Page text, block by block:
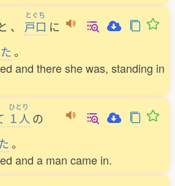
、
とぐち
戸口 に
。
and there she was, standing in
ひとり
１人 の
。
and a man came in.